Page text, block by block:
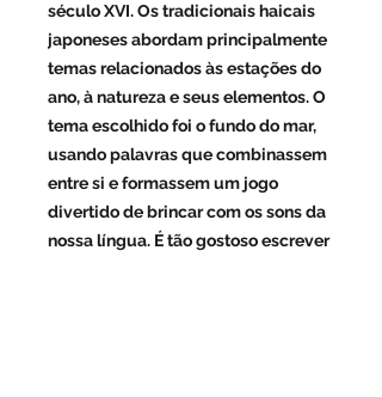
século XVI. Os tradicionais haicais
japoneses abordam principalmente
temas relacionados às estações do
ano, à natureza e seus elementos. O
tema escolhido foi o fundo do mar,
usando palavras que combinassem
entre si e formassem um jogo
divertido de brincar com os sons da
nossa língua. É tão gostoso escrever